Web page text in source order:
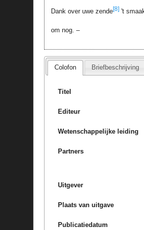
Dank over uwe zende[8]'t
om nog. –
Colofon Briefbeschrijving
Titel
Editeur
Wetenschappelijke leiding
Partners
Uitgever
Plaats van uitgave
Publicatiedatum